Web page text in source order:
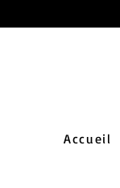
Accueil